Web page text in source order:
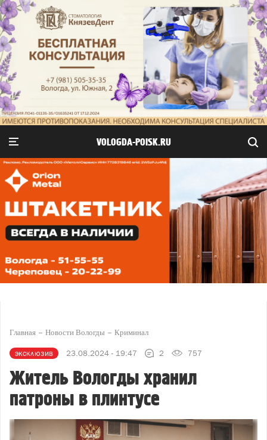
VOLOGDA-POISK.RU
Главная Новости Вологды Криминал
эксклюзив 23.08.2024 - 19:47 2 757
Житель Вологды хранил
патроны в плинтусе